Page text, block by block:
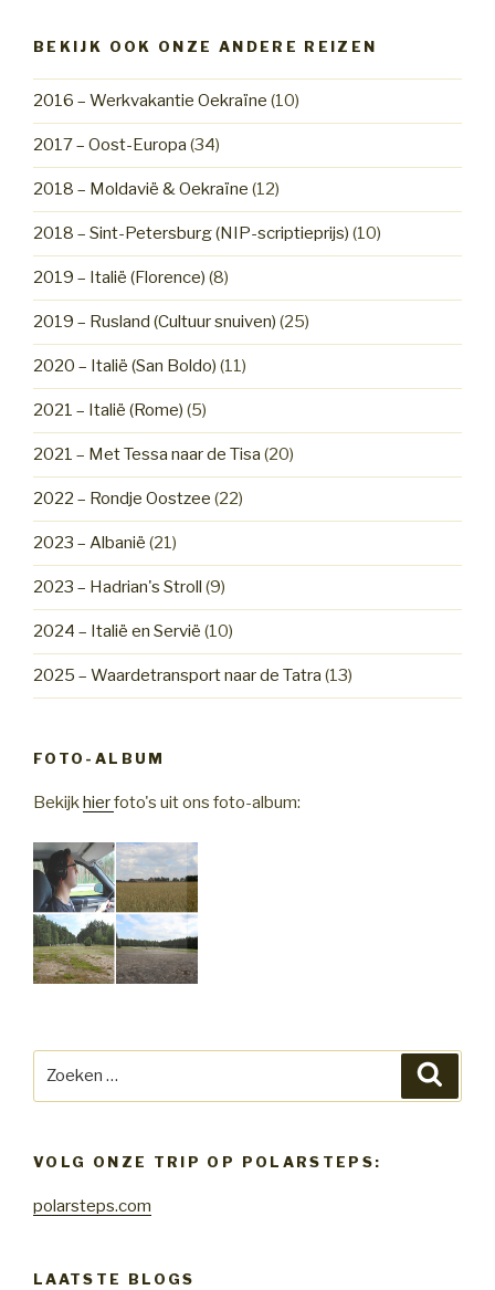
BEKIJK OOK ONZE ANDERE REIZEN
2016 – Werkvakantie Oekraïne (10)
2017 – Oost-Europa (34)
2018 – Moldavië & Oekraïne (12)
2018 – Sint-Petersburg (NIP-scriptieprijs) (10)
2019 – Italië (Florence) (8)
2019 – Rusland (Cultuur snuiven) (25)
2020 – Italië (San Boldo) (11)
2021 – Italië (Rome) (5)
2021 – Met Tessa naar de Tisa (20)
2022 – Rondje Oostzee (22)
2023 – Albanië (21)
2023 – Hadrian's Stroll (9)
2024 – Italië en Servië (10)
2025 – Waardetransport naar de Tatra (13)
FOTO-ALBUM
Bekijkhierfoto's uit ons foto-album:
VOLG ONZE TRIP OP POLARSTEPS:
polarsteps.com
LAATSTE BLOGS